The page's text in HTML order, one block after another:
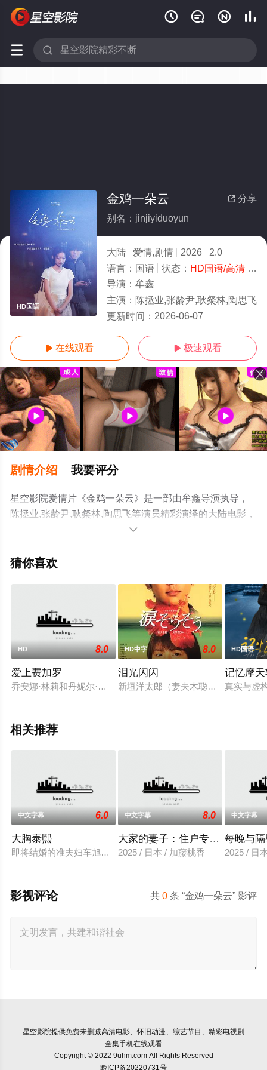
   
 
HD国语
 分享
金鸡一朵云
别名：jinjiyiduoyun
大陆 爱情,剧情 2026
2.0
语言： 国语 状态： HD国语/高清- 免费在线观看
导演： 牟鑫
主演： 陈拯业,张龄尹,耿粲林,陶思飞
更新时间： 2026-06-07
 在线观看  极速观看
剧情介绍 我要评分
星空影院爱情片《金鸡一朵云》是一部由牟鑫导演执导，
陈拯业,张龄尹,耿粲林,陶思飞等演员精彩演绎的大陆电影，
手机免费观看高清无删减完整版电影大全就上星空影视，
了解。

猜你喜欢
HD 8.0
爱上费加罗
乔安娜·林莉和丹妮尔·麦克唐纳(《难以置信》)主演，本·列文(
HD中字 8.0
泪光闪闪
新垣洋太郎（妻夫木聪饰）是一个开
HD国语
记忆摩
真实与虚
相关推荐
中文字幕 6.0
大胸泰熙
即将结婚的准夫妇车旭和敏珠，车旭向职场后辈龙宇夫妇建议
中文字幕 8.0
大家的妻子：住户专用洞口
2025 / 日本 / 加藤桃香
中文字幕
每晚与
2025 / 日
共0 条 “金鸡一朵云” 影评
影视评论
星空影院提供免费未删减高清电影、怀旧动漫、综艺节目、精彩电视剧
全集手机在线观看
Copyright © 2022 9uhm.com All Rights Reserved
黔ICP备20220731号